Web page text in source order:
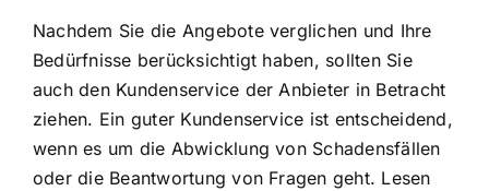
Nachdem Sie die Angebote verglichen und Ihre
Bedürfnisse berücksichtigt haben, sollten Sie
auch den Kundenservice der Anbieter in Betracht
ziehen. Ein guter Kundenservice ist entscheidend,
wenn es um die Abwicklung von Schadensfällen
oder die Beantwortung von Fragen geht. Lesen